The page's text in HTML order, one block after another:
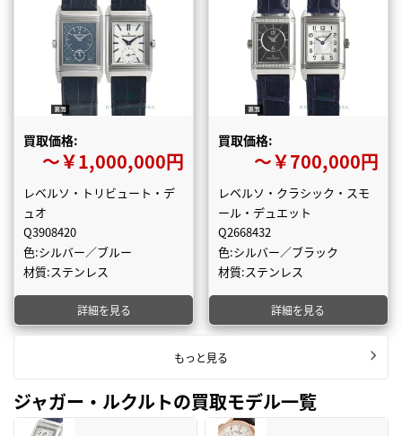
買取価格:
〜￥1,000,000円
レベルソ・トリビュート・デ
ュオ
Q3908420
色:シルバー／ブルー
材質:ステンレス
詳細を見る
買取価格:
〜￥700,000円
レベルソ・クラシック・スモ
ール・デュエット
Q2668432
色:シルバー／ブラック
材質:ステンレス
詳細を見る
もっと見る
ジャガー・ルクルトの買取モデル一覧